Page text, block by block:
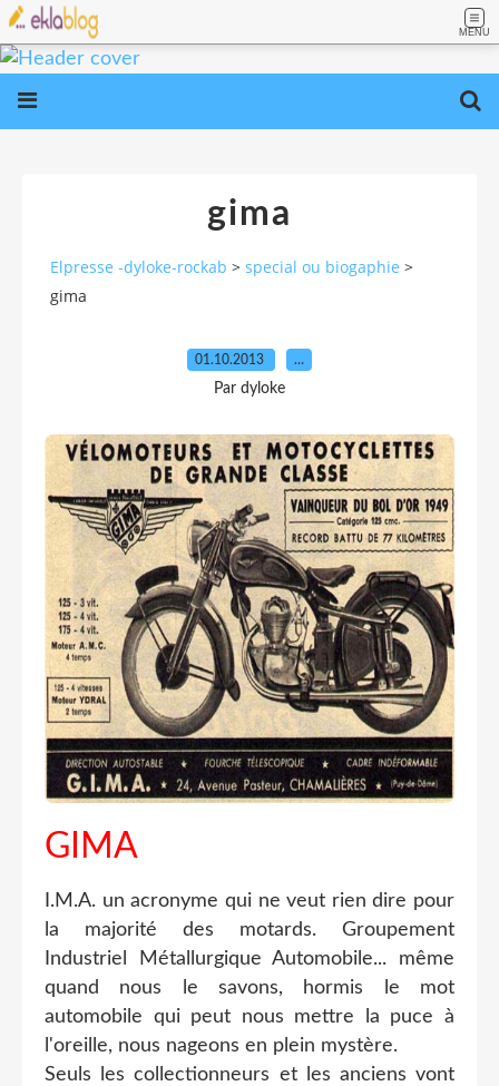
MENU
gima
Elpresse -dyloke-rockab > special ou biogaphie >
gima
01.10.2013 …
Par dyloke
GIMA
I.M.A. un acronyme qui ne veut rien dire pour
la majorité des motards. Groupement
Industriel Métallurgique Automobile... même
quand nous le savons, hormis le mot
automobile qui peut nous mettre la puce à
l'oreille, nous nageons en plein mystère.
Seuls les collectionneurs et les anciens vont